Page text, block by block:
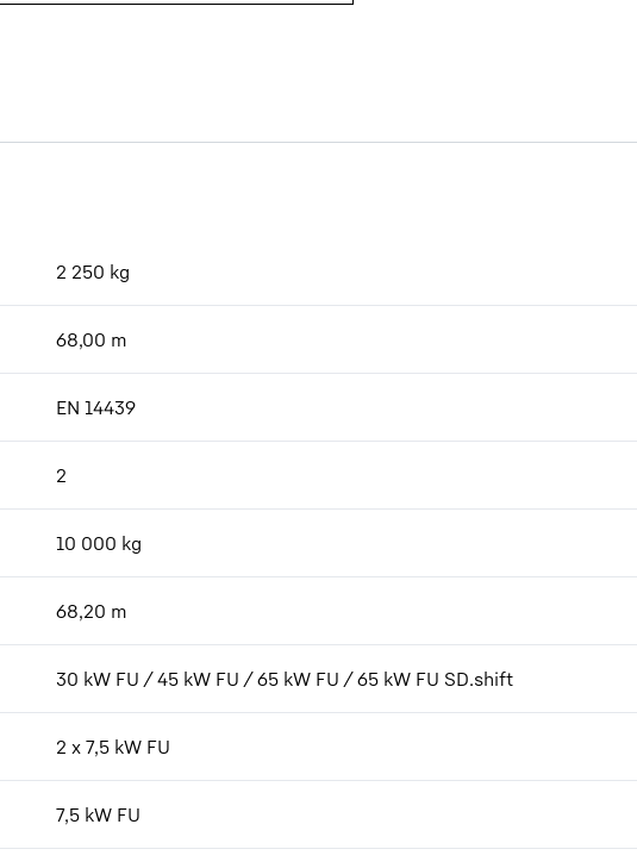
2 250 kg
68,00 m
EN 14439
2
10 000 kg
68,20 m
30 kW FU / 45 kW FU / 65 kW FU / 65 kW FU SD.shift
2 x 7,5 kW FU
7,5 kW FU